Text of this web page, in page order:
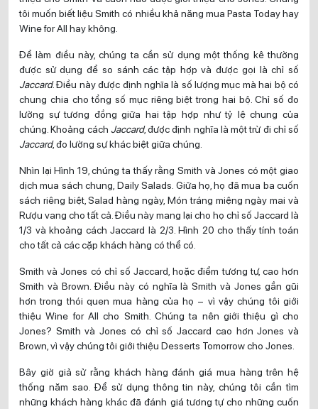
tôi muốn biết liệu Smith có nhiều khả năng mua Pasta Today hay
Wine for All hay không.
Để làm điều này, chúng ta cần sử dụng một thống kê thường
được sử dụng để so sánh các tập hợp và được gọi là chỉ số
Jaccard. Điều này được định nghĩa là số lượng mục mà hai bộ có
chung chia cho tổng số mục riêng biệt trong hai bộ. Chỉ số đo
lường sự tương đồng giữa hai tập hợp như tỷ lệ chung của
chúng. Khoảng cách Jaccard, được định nghĩa là một trừ đi chỉ số
Jaccard, đo lường sự khác biệt giữa chúng.
Nhìn lại Hình 19, chúng ta thấy rằng Smith và Jones có một giao
dịch mua sách chung, Daily Salads. Giữa họ, họ đã mua ba cuốn
sách riêng biệt, Salad hàng ngày, Món tráng miệng ngày mai và
Rượu vang cho tất cả. Điều này mang lại cho họ chỉ số Jaccard là
1/3 và khoảng cách Jaccard là 2/3. Hình 20 cho thấy tính toán
cho tất cả các cặp khách hàng có thể có.
Smith và Jones có chỉ số Jaccard, hoặc điểm tương tự, cao hơn
Smith và Brown. Điều này có nghĩa là Smith và Jones gần gũi
hơn trong thói quen mua hàng của họ – vì vậy chúng tôi giới
thiệu Wine for All cho Smith. Chúng ta nên giới thiệu gì cho
Jones? Smith và Jones có chỉ số Jaccard cao hơn Jones và
Brown, vì vậy chúng tôi giới thiệu Desserts Tomorrow cho Jones.
Bây giờ giả sử rằng khách hàng đánh giá mua hàng trên hệ
thống năm sao. Để sử dụng thông tin này, chúng tôi cần tìm
những khách hàng khác đã đánh giá tương tự cho những cuốn